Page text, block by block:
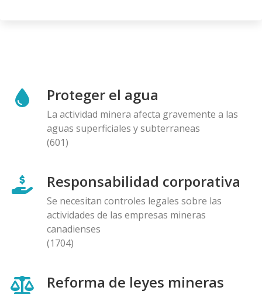
Proteger el agua
La actividad minera afecta gravemente a las
aguas superficiales y subterraneas
(601)
Responsabilidad corporativa
Se necesitan controles legales sobre las
actividades de las empresas mineras
canadienses
(1704)
Reforma de leyes mineras